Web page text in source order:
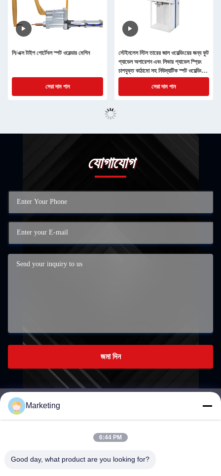
সি/এক্স টাইপ পোর্টেবল স্পট ওয়েল্ডার মেশিন
সেরা দাম পান
স্টেইনলেস স্টিল তারের জাল ওয়েল্ডিংয়ের জন্য ফুট
প্যাডেল অপারেশন এবং লিভার প্যাডেল স্প্রিং
চাপযুক্ত কাঠামো সহ নিউম্যাটিক স্পট ওয়েল্ডিং
মেশিন
সেরা দাম পান
যোগাযোগ
জমা দিন
marketing@hwashi.com
Marketing
6:44 PM
Good day, what product are you looking for?